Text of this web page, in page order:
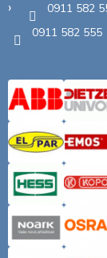
0911 582
0911 582 555